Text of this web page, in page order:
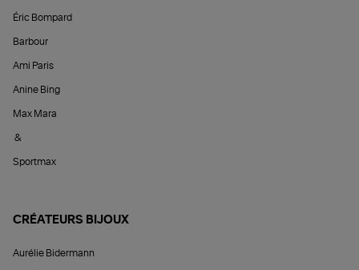
Éric Bompard
Barbour
Ami Paris
Anine Bing
Max Mara
&
Sportmax
CRÉATEURS BIJOUX
Aurélie Bidermann